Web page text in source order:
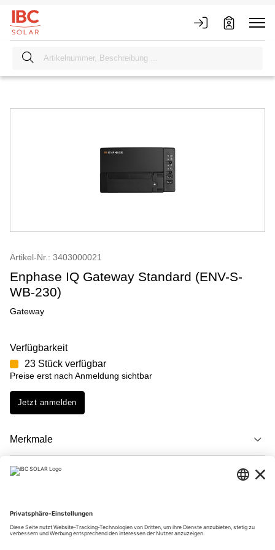
Artikel-Nr.: 3403000021
Enphase IQ Gateway Standard (ENV-S-
WB-230)
Gateway
Verfügbarkeit
23 Stück verfügbar
Preise erst nach Anmeldung sichtbar
Jetzt anmelden
Merkmale